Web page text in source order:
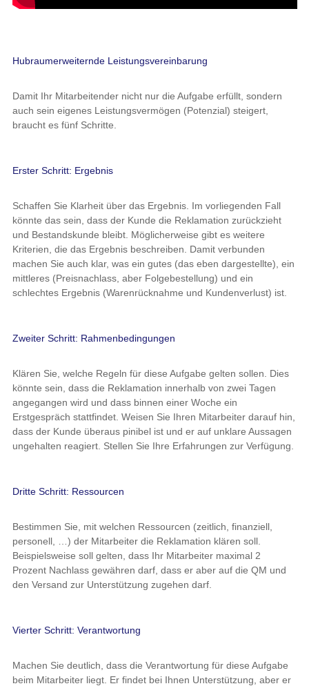
Hubraumerweiternde Leistungsvereinbarung
Damit Ihr Mitarbeitender nicht nur die Aufgabe erfüllt, sondern
auch sein eigenes Leistungsvermögen (Potenzial) steigert,
braucht es fünf Schritte.
Erster Schritt: Ergebnis
Schaffen Sie Klarheit über das Ergebnis. Im vorliegenden Fall
könnte das sein, dass der Kunde die Reklamation zurückzieht
und Bestandskunde bleibt. Möglicherweise gibt es weitere
Kriterien, die das Ergebnis beschreiben. Damit verbunden
machen Sie auch klar, was ein gutes (das eben dargestellte), ein
mittleres (Preisnachlass, aber Folgebestellung) und ein
schlechtes Ergebnis (Warenrücknahme und Kundenverlust) ist.
Zweiter Schritt: Rahmenbedingungen
Klären Sie, welche Regeln für diese Aufgabe gelten sollen. Dies
könnte sein, dass die Reklamation innerhalb von zwei Tagen
angegangen wird und dass binnen einer Woche ein
Erstgespräch stattfindet. Weisen Sie Ihren Mitarbeiter darauf hin,
dass der Kunde überaus pinibel ist und er auf unklare Aussagen
ungehalten reagiert. Stellen Sie Ihre Erfahrungen zur Verfügung.
Dritte Schritt: Ressourcen
Bestimmen Sie, mit welchen Ressourcen (zeitlich, finanziell,
personell, …) der Mitarbeiter die Reklamation klären soll.
Beispielsweise soll gelten, dass Ihr Mitarbeiter maximal 2
Prozent Nachlass gewähren darf, dass er aber auf die QM und
den Versand zur Unterstützung zugehen darf.
Vierter Schritt: Verantwortung
Machen Sie deutlich, dass die Verantwortung für diese Aufgabe
beim Mitarbeiter liegt. Er findet bei Ihnen Unterstützung, aber er